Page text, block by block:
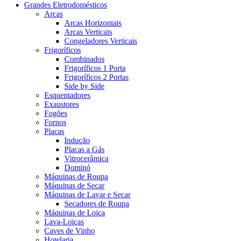
Grandes Eletrodomésticos
Arcas
Arcas Horizontais
Arcas Verticais
Congeladores Verticais
Frigoríficos
Combinados
Frigoríficos 1 Porta
Frigoríficos 2 Portas
Side by Side
Esquentadores
Exaustores
Fogões
Fornos
Placas
Indução
Placas a Gás
Vitrocerâmica
Dominó
Máquinas de Roupa
Máquinas de Secar
Máquinas de Lavar e Secar
Secadores de Roupa
Máquinas de Loiça
Lava-Loiças
Caves de Vinho